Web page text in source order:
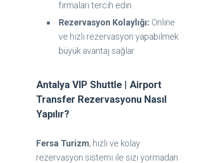
firmaları tercih edin.
Rezervasyon Kolaylığı: Online
ve hızlı rezervasyon yapabilmek
büyük avantaj sağlar.
Antalya VIP Shuttle | Airport
Transfer Rezervasyonu Nasıl
Yapılır?
Fersa Turizm, hızlı ve kolay
rezervasyon sistemi ile sizi yormadan